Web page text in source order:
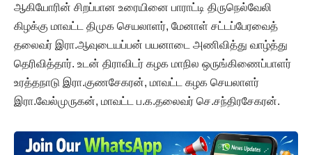
ஆகியோரின் சிறப்பான உரையினை பாராட்டி திருநெல்வேலி
கிழக்கு மாவட்ட திமுக செயலாளர், மேனாள் சட்டப்பேரவைத்
தலைவர் இரா.ஆவுடையப்பன் பயனாடை அணிவித்து வாழ்த்து
தெரிவித்தார். உடன் திராவிடர் கழக மாநில ஒருங்கிணைப்பாளர்
உரத்தநாடு இரா.குணசேகரன், மாவட்ட கழக செயலாளர்
இரா.வேல்முருகன், மாவட்ட ப.க.தலைவர் செ.சந்திரசேகரன்.